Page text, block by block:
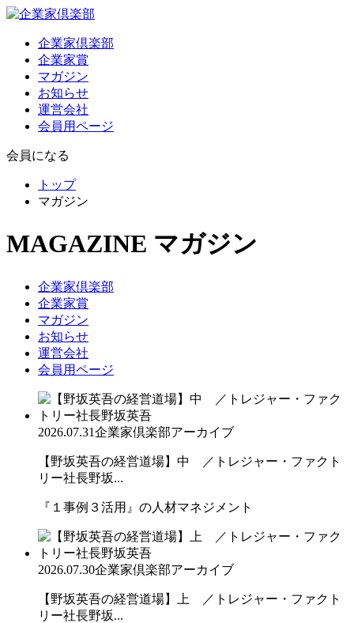
企業家倶楽部
企業家賞
マガジン
お知らせ
運営会社
会員用ページ
会員になる
トップ
マガジン
MAGAZINE マガジン
企業家倶楽部
企業家賞
マガジン
お知らせ
運営会社
会員用ページ
2026.07.31企業家倶楽部アーカイブ
【野坂英吾の経営道場】中 ／トレジャー・ファクト
リー社長野坂...
『１事例３活用』の人材マネジメント
2026.07.30企業家倶楽部アーカイブ
【野坂英吾の経営道場】上 ／トレジャー・ファクト
リー社長野坂...